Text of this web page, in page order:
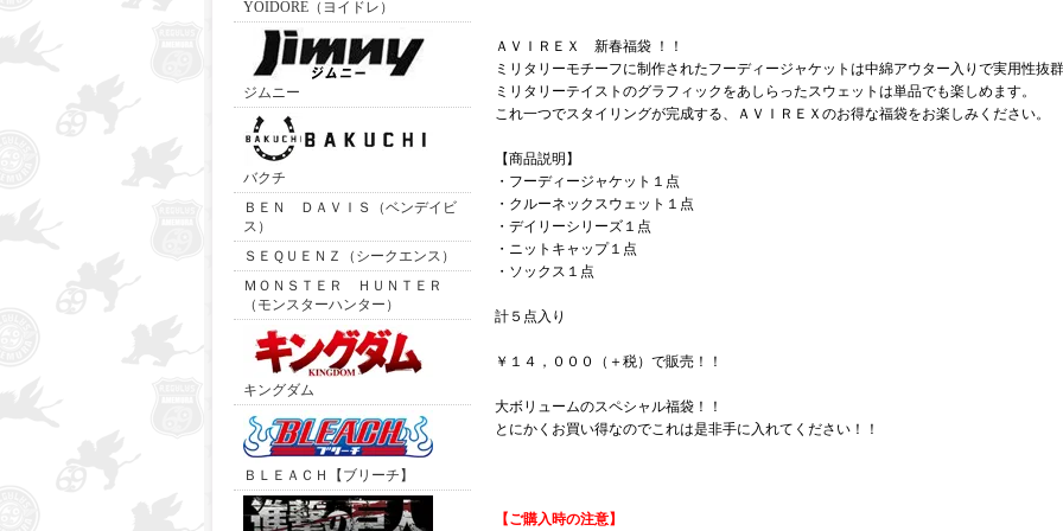
YOIDORE（ヨイドレ）
ジムニー
バクチ
ＢＥＮ ＤＡＶＩＳ（ベンデイビ
ス）
ＳＥＱＵＥＮＺ（シークエンス）
ＭＯＮＳＴＥＲ ＨＵＮＴＥＲ
（モンスターハンター）
キングダム
ＢＬＥＡＣＨ【ブリーチ】
ＡＶＩＲＥＸ 新春福袋 ！！
ミリタリーモチーフに制作されたフーディージャケットは中綿アウター入りで実用性抜
ミリタリーテイストのグラフィックをあしらったスウェットは単品でも楽しめます。
これ一つでスタイリングが完成する、ＡＶＩＲＥＸのお得な福袋をお楽しみください。
【商品説明】
・フーディージャケット１点
・クルーネックスウェット１点
・デイリーシリーズ１点
・ニットキャップ１点
・ソックス１点
計５点入り
￥１４，０００（＋税）で販売！！
大ボリュームのスペシャル福袋！！
とにかくお買い得なのでこれは是非手に入れてください！！
【ご購入時の注意】